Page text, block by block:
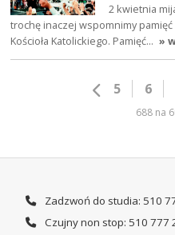
2 kwietnia
trochę inaczej wspomnimy
Kościoła Katolickiego. Pamięć… »
5 6
688 na
Zadzwoń do studia: 510
Czujny non stop: 510 777